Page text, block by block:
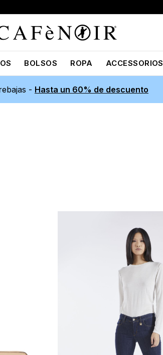
BOLSOS ROPA ACCESSORIOS
- Hasta un 60% de descuento